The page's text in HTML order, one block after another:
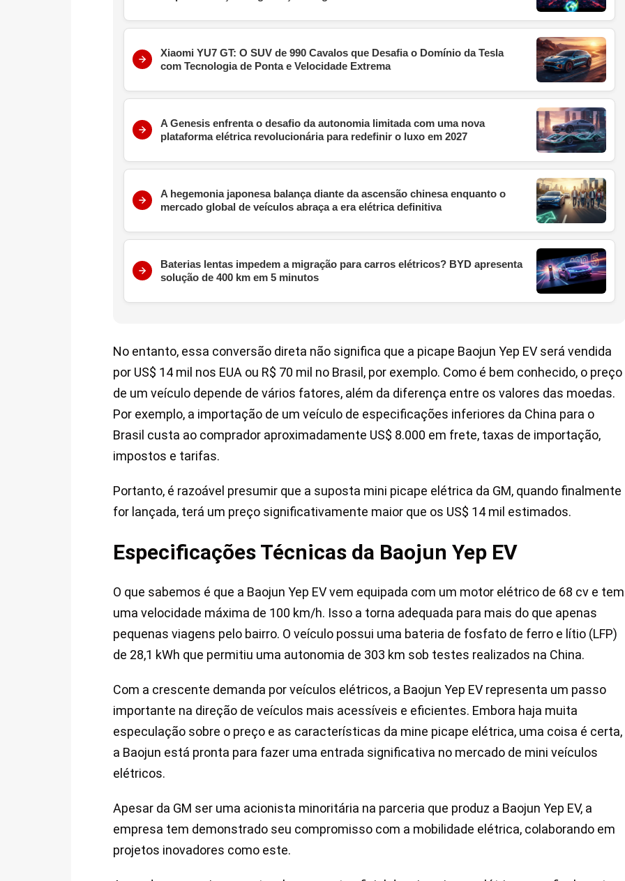
Xiaomi YU7 GT: O SUV de 990 Cavalos que Desafia o Domínio da Tesla
com Tecnologia de Ponta e Velocidade Extrema
A Genesis enfrenta o desafio da autonomia limitada com uma nova
plataforma elétrica revolucionária para redefinir o luxo em 2027
A hegemonia japonesa balança diante da ascensão chinesa enquanto o
mercado global de veículos abraça a era elétrica definitiva
Baterias lentas impedem a migração para carros elétricos? BYD apresenta
solução de 400 km em 5 minutos
No entanto, essa conversão direta não significa que a picape Baojun Yep EV será vendida
por US$ 14 mil nos EUA ou R$ 70 mil no Brasil, por exemplo. Como é bem conhecido, o preço
de um veículo depende de vários fatores, além da diferença entre os valores das moedas.
Por exemplo, a importação de um veículo de especificações inferiores da China para o
Brasil custa ao comprador aproximadamente US$ 8.000 em frete, taxas de importação,
impostos e tarifas.
Portanto, é razoável presumir que a suposta mini picape elétrica da GM, quando finalmente
for lançada, terá um preço significativamente maior que os US$ 14 mil estimados.
Especificações Técnicas da Baojun Yep EV
O que sabemos é que a Baojun Yep EV vem equipada com um motor elétrico de 68 cv e tem
uma velocidade máxima de 100 km/h. Isso a torna adequada para mais do que apenas
pequenas viagens pelo bairro. O veículo possui uma bateria de fosfato de ferro e lítio (LFP)
de 28,1 kWh que permitiu uma autonomia de 303 km sob testes realizados na China.
Com a crescente demanda por veículos elétricos, a Baojun Yep EV representa um passo
importante na direção de veículos mais acessíveis e eficientes. Embora haja muita
especulação sobre o preço e as características da mine picape elétrica, uma coisa é certa,
a Baojun está pronta para fazer uma entrada significativa no mercado de mini veículos
elétricos.
Apesar da GM ser uma acionista minoritária na parceria que produz a Baojun Yep EV, a
empresa tem demonstrado seu compromisso com a mobilidade elétrica, colaborando em
projetos inovadores como este.